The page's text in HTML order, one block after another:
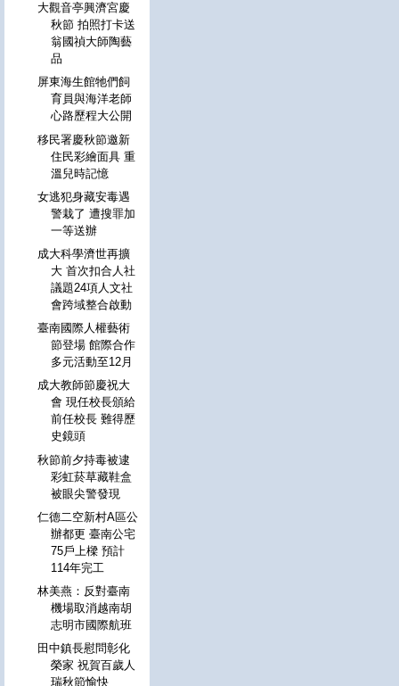
大觀音亭興濟宮慶
秋節 拍照打卡送
翁國禎大師陶藝
品
屏東海生館牠們飼
育員與海洋老師
心路歷程大公開
移民署慶秋節邀新
住民彩繪面具 重
溫兒時記憶
女逃犯身藏安毒遇
警栽了 遭搜罪加
一等送辦
成大科學濟世再擴
大 首次扣合人社
議題24項人文社
會跨域整合啟動
臺南國際人權藝術
節登場 館際合作
多元活動至12月
成大教師節慶祝大
會 現任校長頒給
前任校長 難得歷
史鏡頭
秋節前夕持毒被逮
彩虹菸草藏鞋盒
被眼尖警發現
仁德二空新村A區公
辦都更 臺南公宅
75戶上樑 預計
114年完工
林美燕：反對臺南
機場取消越南胡
志明市國際航班
田中鎮長慰問彰化
榮家 祝賀百歲人
瑞秋節愉快